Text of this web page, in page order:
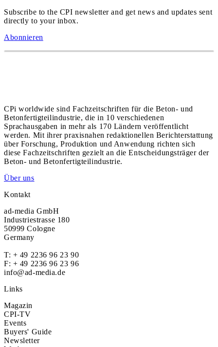
Subscribe to the CPI newsletter and get news and updates sent
directly to your inbox.
Abonnieren
CPi worldwide sind Fachzeitschriften für die Beton- und
Betonfertigteilindustrie, die in 10 verschiedenen
Sprachausgaben in mehr als 170 Ländern veröffentlicht
werden. Mit ihrer praxisnahen redaktionellen Berichterstattung
über Forschung, Produktion und Anwendung richten sich
diese Fachzeitschriften gezielt an die Entscheidungsträger der
Beton- und Betonfertigteilindustrie.
Über uns
Kontakt
ad-media GmbH
Industriestrasse 180
50999 Cologne
Germany
T: + 49 2236 96 23 90
F: + 49 2236 96 23 96
info@ad-media.de
Links
Magazin
CPI-TV
Events
Buyers' Guide
Newsletter